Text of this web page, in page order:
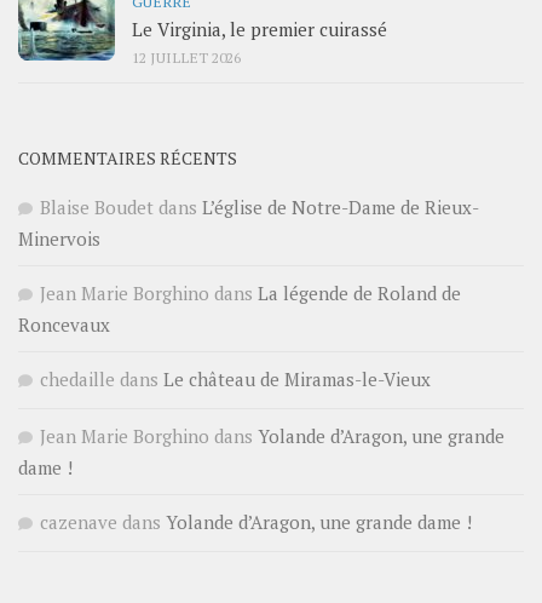
Le Virginia, le premier cuirassé
12 JUILLET 2026
COMMENTAIRES RÉCENTS
Blaise Boudet dans L’église de Notre-Dame de Rieux-
Minervois
Jean Marie Borghino dans La légende de Roland de
Roncevaux
chedaille dans Le château de Miramas-le-Vieux
Jean Marie Borghino dans Yolande d’Aragon, une grande
dame !
cazenave dans Yolande d’Aragon, une grande dame !